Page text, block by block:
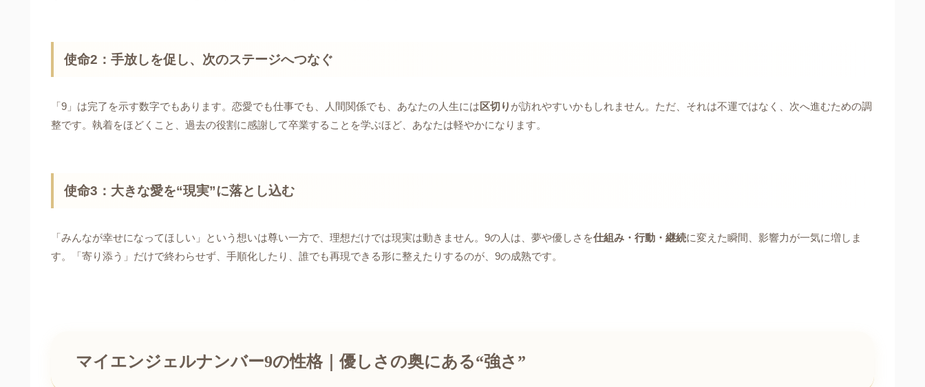
使命2：手放しを促し、次のステージへつなぐ
「9」は完了を示す数字でもあります。恋愛でも仕事でも、人間関係でも、あなたの人生には区切り が訪れやすいかもしれません。ただ、それは不運ではなく、次へ進むための調
整です。執着をほどくこと、過去の役割に感謝して卒業することを学ぶほど、あなたは軽やかになります。
使命3：大きな愛を“現実”に落とし込む
「みんなが幸せになってほしい」という想いは尊い一方で、理想だけでは現実は動きません。9の人は、夢や優しさを仕組み・行動・継続に変えた瞬間、影響力が一気に増しま
す。「寄り添う」だけで終わらせず、手順化したり、誰でも再現できる形に整えたりするのが、9の成熟です。
マイエンジェルナンバー9の性格｜優しさの奥にある“強さ”